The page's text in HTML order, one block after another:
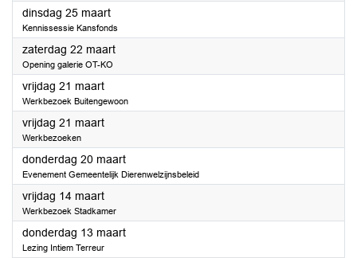
dinsdag 25 maart2025
Kennissessie Kansfonds
zaterdag 22 maart2025
Opening galerie OT-KO
vrijdag 21 maart2025
Werkbezoek Buitengewoon
vrijdag 21 maart2025
Werkbezoeken
donderdag 20 maart2025
Evenement Gemeentelijk Dierenwelzijnsbeleid
vrijdag 14 maart2025
Werkbezoek Stadkamer
donderdag 13 maart2025
Lezing Intiem Terreur